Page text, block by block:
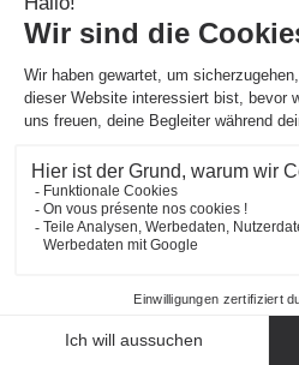
Format optimisé, attache
Ces mini carnets mesurent en général
fabricants les équipent souvent d’une
en polypropylène, cartonnette
spirale ou agrafée garantit une ouverture
œillet renforcé adapté à une chaînette
Poids moyen d’un carnet :
Nombre de pages standard
Matières d’attache
inoxydable